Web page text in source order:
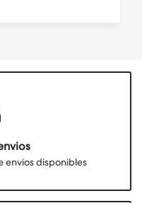
envios disponibles